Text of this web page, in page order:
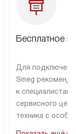
Бесплатное
Для
Smeg
к специалистам
сервисного
техника с